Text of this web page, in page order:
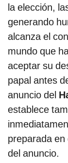
la elección,
generando
alcanza el
mundo que
aceptar su
papal antes
anuncio del
establece
preparada
del anuncio.